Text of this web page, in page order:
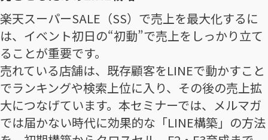
楽天スーパーSALE（SS）で売上を最大化するに
は、イベント初日の“初動”で売上をしっかり立て
ることが重要です。
売れている店舗は、既存顧客をLINEで動かすこと
でランキングや検索上位に入り、その後の売上拡
大につなげています。本セミナーでは、メルマガ
では届かない時代に効果的な「LINE構築」の方法